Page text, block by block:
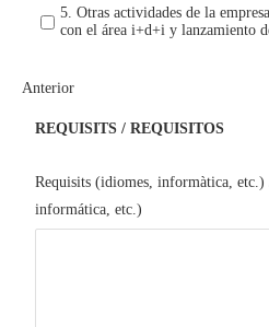
5. Otras actividades de la
con el área i+d+i y lanzamiento
Anterior
REQUISITS / REQUISITOS
Requisits (idiomes, informàtica, etc.)
informática, etc.)